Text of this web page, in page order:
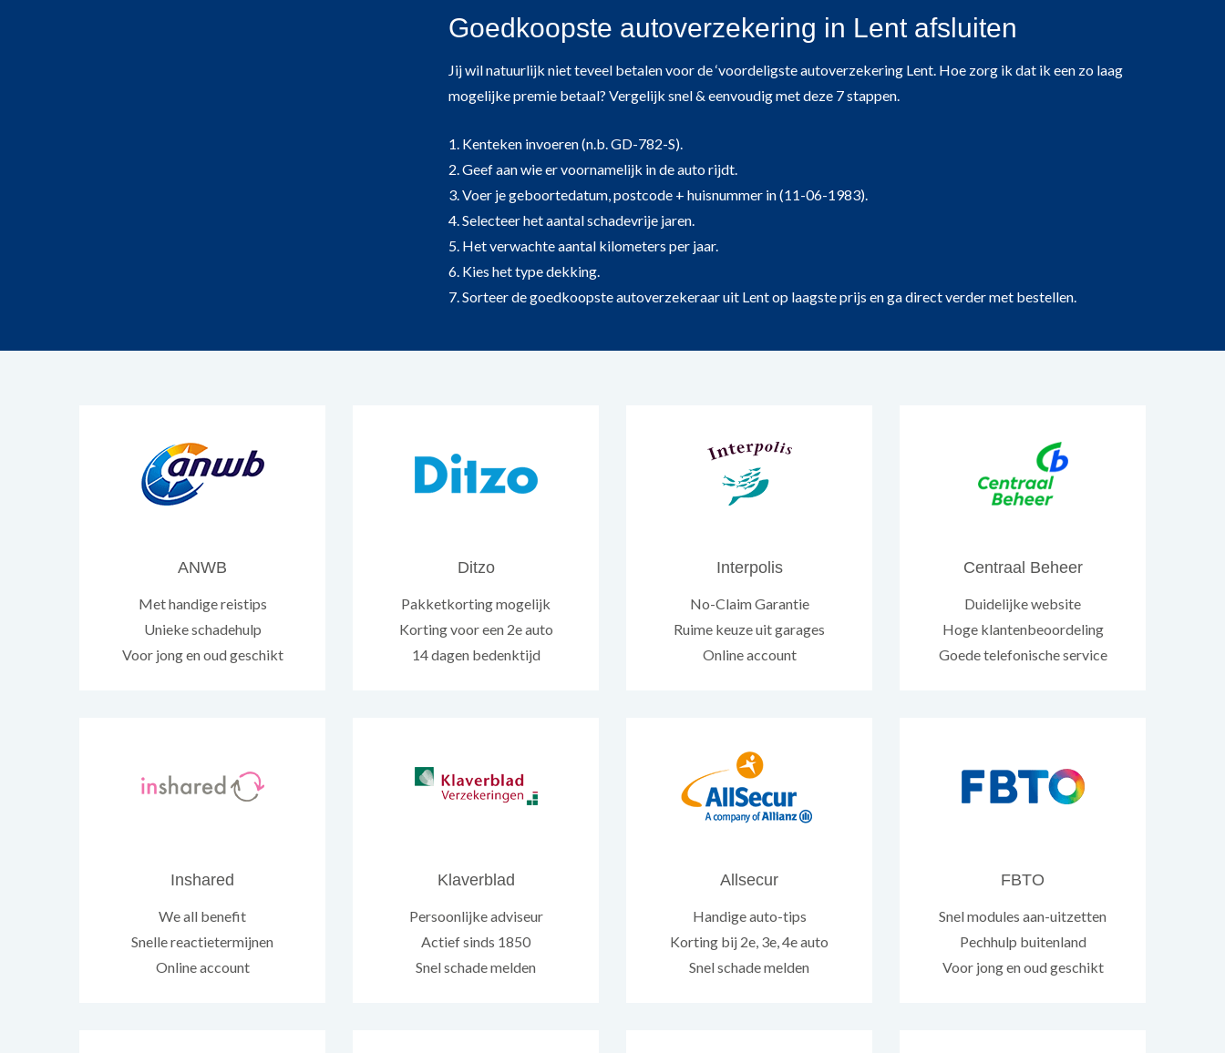
Goedkoopste autoverzekering in Lent afsluiten
Jij wil natuurlijk niet teveel betalen voor de ‘voordeligste autoverzekering Lent. Hoe zorg ik dat ik een zo laag
mogelijke premie betaal? Vergelijk snel & eenvoudig met deze 7 stappen.
1. Kenteken invoeren (n.b. GD-782-S).
2. Geef aan wie er voornamelijk in de auto rijdt.
3. Voer je geboortedatum, postcode + huisnummer in (11-06-1983).
4. Selecteer het aantal schadevrije jaren.
5. Het verwachte aantal kilometers per jaar.
6. Kies het type dekking.
7. Sorteer de goedkoopste autoverzekeraar uit Lent op laagste prijs en ga direct verder met bestellen.
ANWB
Met handige reistips
Unieke schadehulp
Voor jong en oud geschikt
Ditzo
Pakketkorting mogelijk
Korting voor een 2e auto
14 dagen bedenktijd
Interpolis
No-Claim Garantie
Ruime keuze uit garages
Online account
Centraal Beheer
Duidelijke website
Hoge klantenbeoordeling
Goede telefonische service
Inshared
We all benefit
Snelle reactietermijnen
Online account
Klaverblad
Persoonlijke adviseur
Actief sinds 1850
Snel schade melden
Allsecur
Handige auto-tips
Korting bij 2e, 3e, 4e auto
Snel schade melden
FBTO
Snel modules aan-uitzetten
Pechhulp buitenland
Voor jong en oud geschikt